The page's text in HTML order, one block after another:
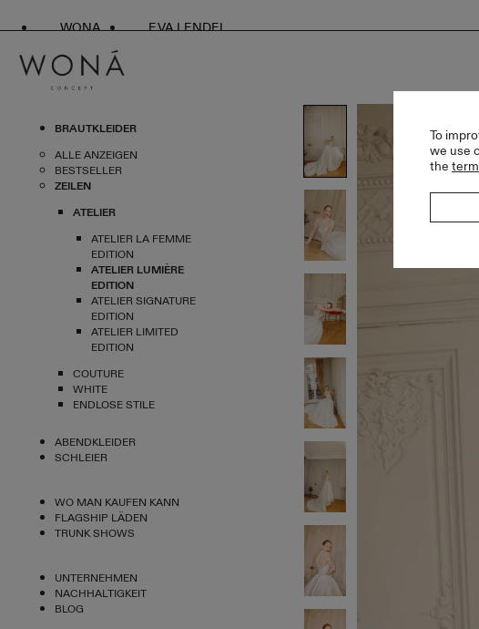
WONA EVA LENDEL
BRAUTKLEIDER
ALLE ANZEIGEN
BESTSELLER
ZEILEN
ATELIER
ATELIER LA FEMME
EDITION
ATELIER LUMIÈRE
EDITION
ATELIER SIGNATURE
EDITION
ATELIER LIMITED
EDITION
COUTURE
WHITE
ENDLOSE STILE
ABENDKLEIDER
SCHLEIER
WO MAN KAUFEN KANN
FLAGSHIP LÄDEN
TRUNK SHOWS
UNTERNEHMEN
NACHHALTIGKEIT
BLOG
To
we use
the